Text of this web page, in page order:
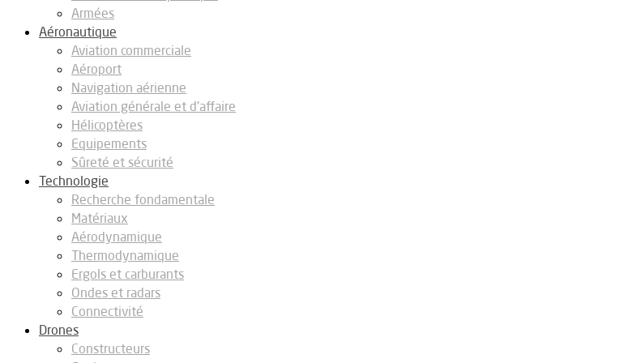
Armées
Aéronautique
Aviation commerciale
Aéroport
Navigation aérienne
Aviation générale et d’affaire
Hélicoptères
Equipements
Sûreté et sécurité
Technologie
Recherche fondamentale
Matériaux
Aérodynamique
Thermodynamique
Ergols et carburants
Ondes et radars
Connectivité
Drones
Constructeurs